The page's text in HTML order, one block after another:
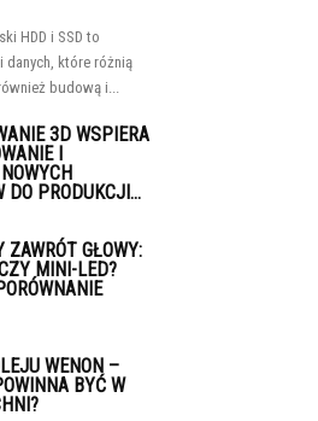
HDD i SSD to
danych, które różnią
budową i...
3D WSPIERA
I
DO PRODUKCJI...
ZAWRÓT GŁOWY:
MINI-LED?
WENON –
BYĆ W